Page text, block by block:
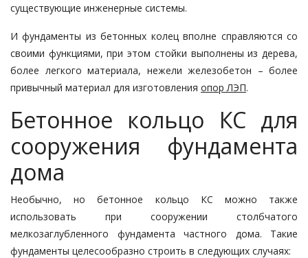
существующие инженерные системы.
И фундаменты из бетонных колец вполне справляются со
своими функциями, при этом стойки выполнены из дерева,
более легкого материала, нежели железобетон – более
привычный материал для изготовления опор ЛЭП.
Бетонное кольцо КС для
сооружения фундамента
дома
Необычно, но бетонное кольцо КС можно также
использовать при сооружении столбчатого
мелкозаглубленного фундамента частного дома. Такие
фундаменты целесообразно строить в следующих случаях: